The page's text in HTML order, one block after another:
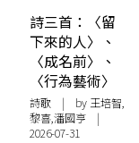
詩三首：〈留
下來的人〉、
〈成名前〉、
〈行為藝術〉
詩歌 | by 王培智,
黎喜,潘國亨 |
2026-07-31